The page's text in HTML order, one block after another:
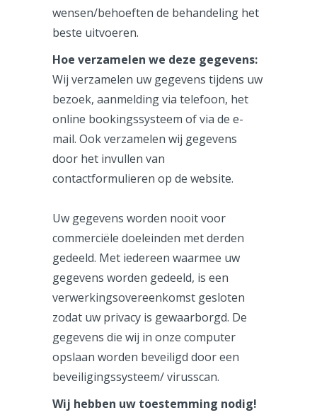
wensen/behoeften de behandeling het
beste uitvoeren.
Hoe verzamelen we deze gegevens:
Wij verzamelen uw gegevens tijdens uw
bezoek, aanmelding via telefoon, het
online bookingssysteem of via de e-
mail. Ook verzamelen wij gegevens
door het invullen van
contactformulieren op de website.
Uw gegevens worden nooit voor
commerciële doeleinden met derden
gedeeld. Met iedereen waarmee uw
gegevens worden gedeeld, is een
verwerkingsovereenkomst gesloten
zodat uw privacy is gewaarborgd. De
gegevens die wij in onze computer
opslaan worden beveiligd door een
beveiligingssysteem/ virusscan.
Wij hebben uw toestemming nodig!